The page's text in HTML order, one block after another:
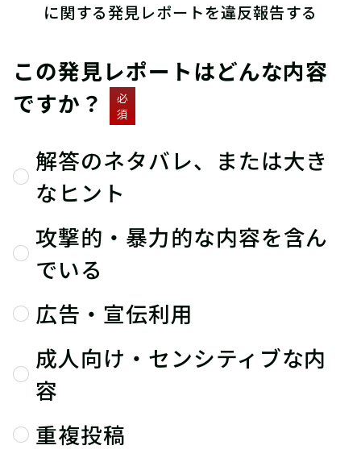
に関する発見レポートを違反報告する
この発見レポートはどんな内容
ですか？
必
須
解答のネタバレ、または大き
なヒント
攻撃的・暴力的な内容を含ん
でいる
広告・宣伝利用
成人向け・センシティブな内
容
重複投稿